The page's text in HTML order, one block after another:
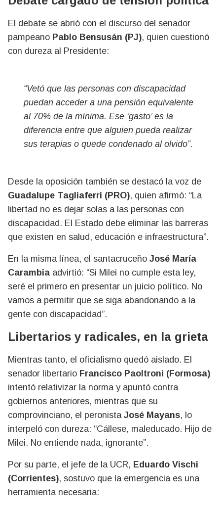
El debate se abrió con el discurso del senador
pampeano Pablo Bensusán (PJ), quien cuestionó
con dureza al Presidente:
“Vetó que las personas con discapacidad
puedan acceder a una pensión equivalente
al 70% de la mínima. Ese ‘gasto’ es la
diferencia entre que alguien pueda realizar
sus terapias o quede condenado al olvido”.
Desde la oposición también se destacó la voz de
Guadalupe Tagliaferri (PRO), quien afirmó: “La
libertad no es dejar solas a las personas con
discapacidad. El Estado debe eliminar las barreras
que existen en salud, educación e infraestructura”.
En la misma línea, el santacruceño José María
Carambia advirtió: “Si Milei no cumple esta ley,
seré el primero en presentar un juicio político. No
vamos a permitir que se siga abandonando a la
gente con discapacidad”.
Libertarios y radicales, en la grieta
Mientras tanto, el oficialismo quedó aislado. El
senador libertario Francisco Paoltroni (Formosa)
intentó relativizar la norma y apuntó contra
gobiernos anteriores, mientras que su
comprovinciano, el peronista José Mayans, lo
interpeló con dureza: “Cállese, maleducado. Hijo de
Milei. No entiende nada, ignorante”.
Por su parte, el jefe de la UCR, Eduardo Vischi
(Corrientes), sostuvo que la emergencia es una
herramienta necesaria: